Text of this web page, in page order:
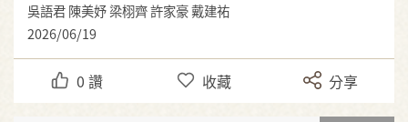
吳語君 陳美妤 梁栩齊 許家豪 戴建祐
2026/06/19
0 讚 收藏 分享